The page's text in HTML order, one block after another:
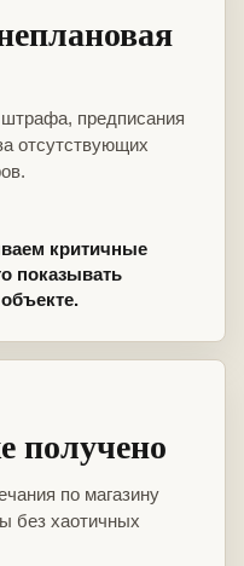
предписания
отсутствующих
критичные
показывать
получено
по магазину
без хаотичных